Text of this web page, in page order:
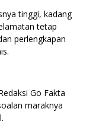
tinggi, kadang
tetap
perlengkapan
Go Fakta
maraknya